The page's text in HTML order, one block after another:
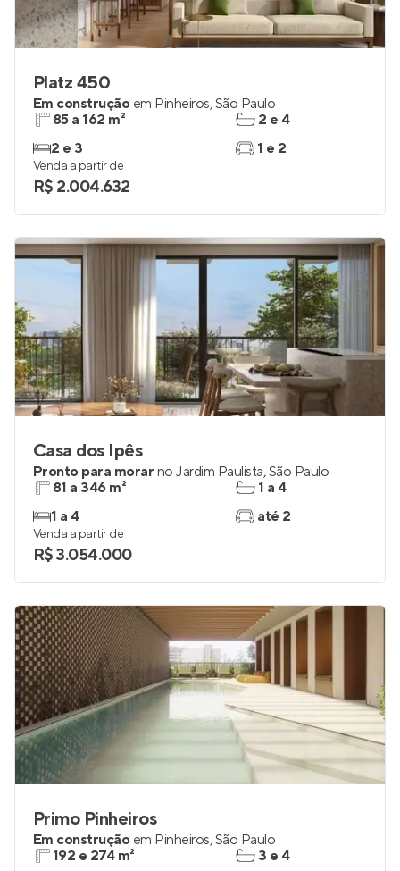
Platz 450
Em construção em Pinheiros,São Paulo
85 a 162 m²
2 e 3
2 e 4
1 e 2
Venda a partir de
R$ 2.004.632
Casa dos Ipês
Pronto para morar no Jardim Paulista,São Paulo
81 a 346 m²
1 a 4
1 a 4
até 2
Venda a partir de
R$ 3.054.000
Primo Pinheiros
Em construção em Pinheiros,São Paulo
192 e 274 m²
3 e 4